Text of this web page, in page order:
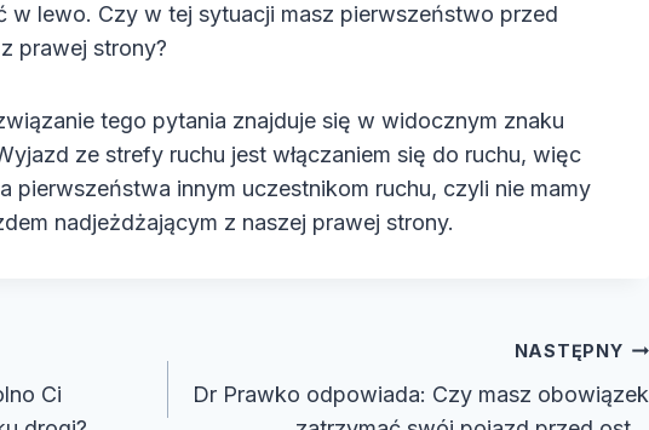
w lewo. Czy w tej sytuacji masz pierwszeństwo przed
prawej strony?
tego pytania znajduje się w widocznym znaku
ze strefy ruchu jest włączaniem się do ruchu, więc
pierwszeństwa innym uczestnikom ruchu, czyli nie mamy
nadjeżdżającym z naszej prawej strony.
Ci
NASTĘPNY
Dr Prawko odpowiada: Czy masz obowiązek